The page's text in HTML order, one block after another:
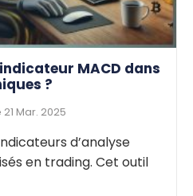
MACD dans
?
Mar. 2025
d’analyse
en trading. Cet outil